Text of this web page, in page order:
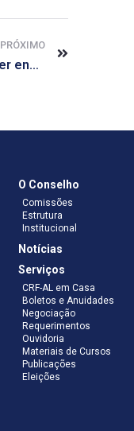
PRÓXIMO
China cria vacina para combater encefalite japonesa, afirma OMS
O Conselho
Comissões
Estrutura
Institucional
Notícias
Serviços
CRF-AL em Casa
Boletos e Anuidades
Negociação
Requerimentos
Ouvidoria
Materiais de Cursos
Publicações
Eleições